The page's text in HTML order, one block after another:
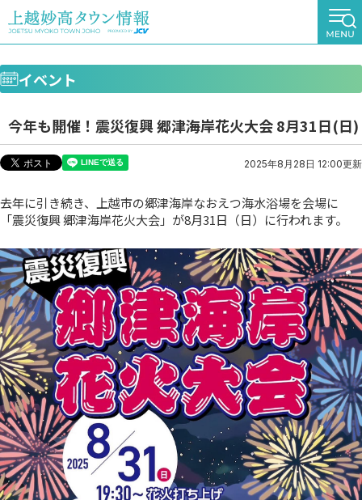
イベント
今年も開催！震災復興 郷津海岸花火大会 8月31日(日)
2025年8月28日 12:00更新
去年に引き続き、上越市の郷津海岸なおえつ海水浴場を会場に
「震災復興 郷津海岸花火大会」が8月31日（日）に行われます。